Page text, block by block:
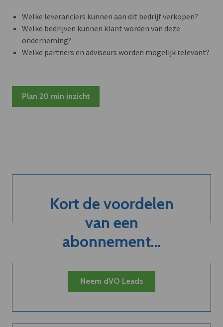
Welke leveranciers kunnen aan dit bedrijf verkopen?
Welke bedrijven kunnen klant worden van deze
onderneming?
Welke partners en adviseurs worden mogelijk relevant?
Plan 20 min inzicht
Kort de voordelen
van een
abonnement...
Neem dVO Leads